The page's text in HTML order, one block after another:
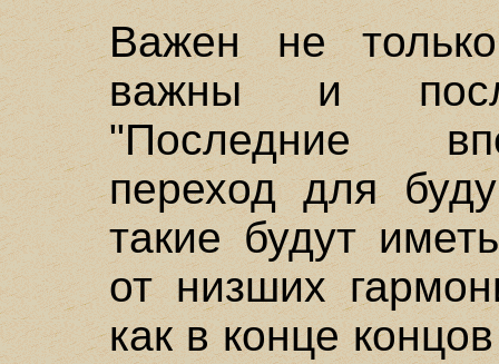
Важен не
важны и
"Последние
переход для
такие будут
от низших
как в конце